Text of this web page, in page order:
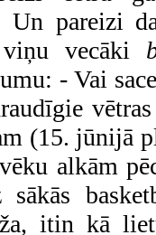
Un pareizi
vecāki
- Vai
(15. jūnijā
alkām
itin kā